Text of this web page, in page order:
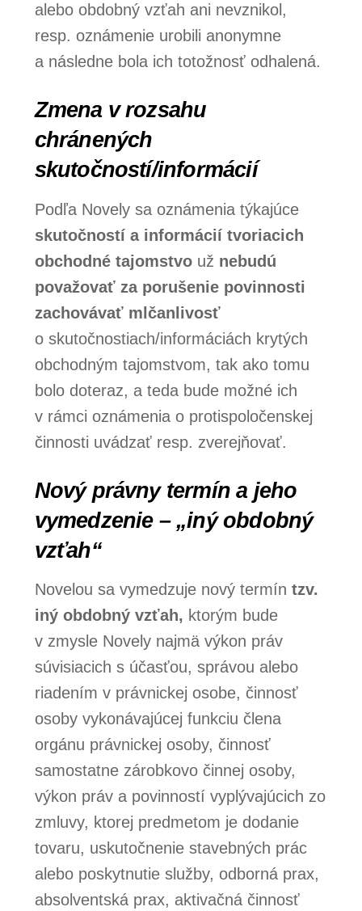
alebo obdobný vzťah ani nevznikol,
resp. oznámenie urobili anonymne
a následne bola ich totožnosť odhalená.
Zmena v rozsahu
chránených
skutočností/informácií
Podľa Novely sa oznámenia týkajúce
skutočností a informácií tvoriacich
obchodné tajomstvouž nebudú
považovať za porušenie povinnosti
zachovávať mlčanlivosť
o skutočnostiach/informáciách krytých
obchodným tajomstvom, tak ako tomu
bolo doteraz, a teda bude možné ich
v rámci oznámenia o protispoločenskej
činnosti uvádzať resp. zverejňovať.
Nový právny termín a jeho
vymedzenie – „iný obdobný
vzťah“
Novelou sa vymedzuje nový termín tzv.
iný obdobný vzťah, ktorým bude
v zmysle Novely najmä výkon práv
súvisiacich s účasťou, správou alebo
riadením v právnickej osobe, činnosť
osoby vykonávajúcej funkciu člena
orgánu právnickej osoby, činnosť
samostatne zárobkovo činnej osoby,
výkon práv a povinností vyplývajúcich zo
zmluvy, ktorej predmetom je dodanie
tovaru, uskutočnenie stavebných prác
alebo poskytnutie služby, odborná prax,
absolventská prax, aktivačná činnosť